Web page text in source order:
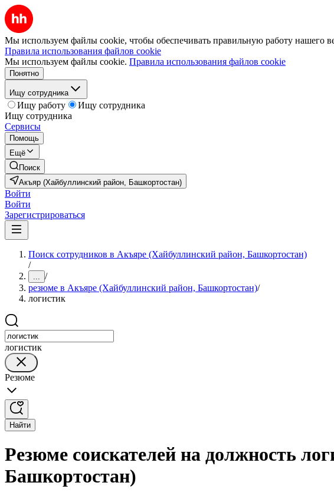
Мы используем файлы cookie, чтобы обеспечивать правильную работу нашего
Правила использования файлов cookie
Мы используем файлы cookie. Правила использования файлов cookie
Понятно
Ищу сотрудника
Ищу работу
Ищу сотрудника
Ищу сотрудника
Сервисы
Помощь
Ещё
Поиск
Акъяр (Хайбуллинский район, Башкортостан)
Войти
Войти
Зарегистрироваться
Поиск сотрудников в Акъяре (Хайбуллинский район, Башкортостан)
/
... /
резюме в Акъяре (Хайбуллинский район, Башкортостан)/
логистик
логистик
Резюме
Найти
Резюме соискателей на должность
Башкортостан)